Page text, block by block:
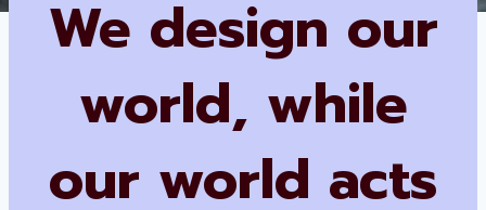
We design our
world, while
our world acts